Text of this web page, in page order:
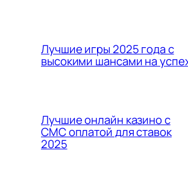
Лучшие игры 2025 года с
высокими шансами на
Лучшие онлайн казино с
СМС оплатой для ставок
2025